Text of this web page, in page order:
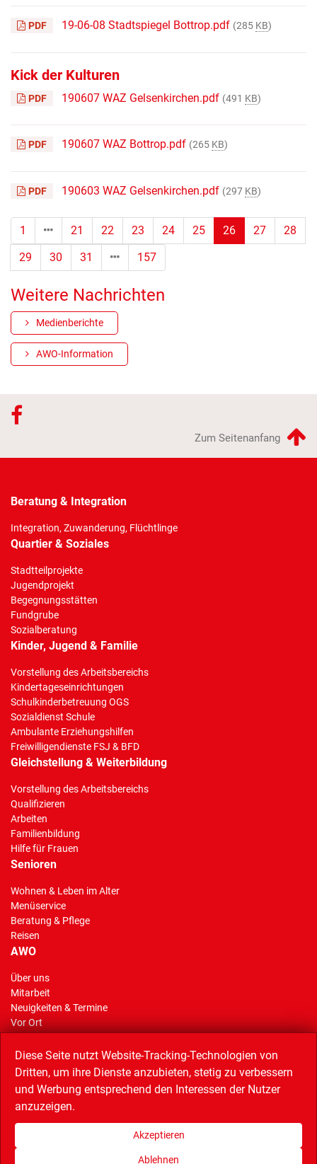
PDF 19-06-08 Stadtspiegel Bottrop.pdf (285 KB)
Kick der Kulturen
PDF 190607 WAZ Gelsenkirchen.pdf (491 KB)
PDF 190607 WAZ Bottrop.pdf (265 KB)
PDF 190603 WAZ Gelsenkirchen.pdf (297 KB)
1 21 22 23 24 25 26(Standort)
27
28
29
30 31 157
Weitere Nachrichten
Medienberichte
AWO-Information
Zum Seitenanfang
Beratung & Integration
Integration, Zuwanderung, Flüchtlinge
Quartier & Soziales
Stadtteilprojekte
Jugendprojekt
Begegnungsstätten
Fundgrube
Sozialberatung
Kinder, Jugend & Familie
Vorstellung des Arbeitsbereichs
Kindertageseinrichtungen
Schulkinderbetreuung OGS
Sozialdienst Schule
Ambulante Erziehungshilfen
Freiwilligendienste FSJ & BFD
Gleichstellung & Weiterbildung
Vorstellung des Arbeitsbereichs
Qualifizieren
Arbeiten
Familienbildung
Hilfe für Frauen
Senioren
Wohnen & Leben im Alter
Menüservice
Beratung & Pflege
Reisen
AWO
Über uns
Mitarbeit
Neuigkeiten & Termine(Standort)
Vor Ort
Reisen
Linkempfehlungen
AWO Service GmbH (Catering),
Musiktheater im Revier,
Bündnis Buntes Bottrop
Diese Seite nutzt Website-Tracking-Technologien von
Dritten, um ihre Dienste anzubieten, stetig zu verbessern
und Werbung entsprechend den Interessen der Nutzer
anzuzeigen.
Akzeptieren
Ablehnen